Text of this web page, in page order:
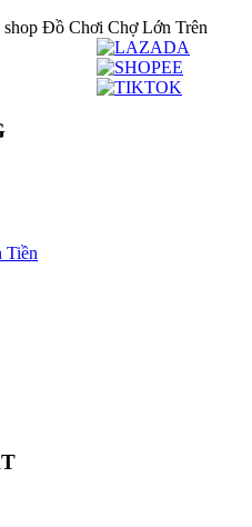
shop Đồ Chơi Chợ Lớn Trên
Tiền